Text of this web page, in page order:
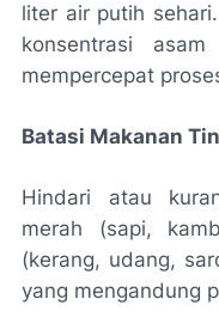
liter air putih
konsentrasi
mempercepat
Batasi Makanan
Hindari atau
merah (sapi,
(kerang, udang,
yang mengandung